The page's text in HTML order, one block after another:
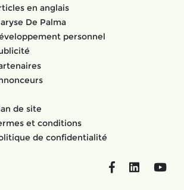
en anglais
De Palma
personnel
de site
et conditions
de confidentialité
FacebookLinkedIn